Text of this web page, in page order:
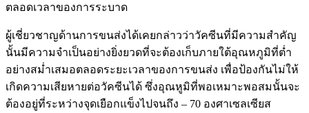
ตลอดเวลาของการระบาด
ผู้เชี่ยวชาญด้านการขนส่งได้เคยกล่าวว่าวัคซีนที่มีความสำคัญ
นั้นมีความจำเป็นอย่างยิ่งยวดที่จะต้องเก็บภายใต้อุณหภูมิที่ต่ำ
อย่างสม่ำเสมอตลอดระยะเวลาของการขนส่ง เพื่อป้องกันไม่ให้
เกิดความเสียหายต่อวัคซีนได้ ซึ่งอุณหูมิที่พอเหมาะพอสมนั้นจะ
ต้องอยู่ที่ระหว่างจุดเยือกแข็งไปจนถึง – 70 องศาเซลเซียส